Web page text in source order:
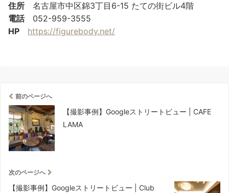
住所 名古屋市中区錦3丁目6-15 たての街ビル4階
電話052-959-3555
HP
https://figurebody.net/
前のページへ
【撮影事例】Googleストリートビュー | CAFE
LAMA
次のページへ
【撮影事例】Googleストリートビュー | Club